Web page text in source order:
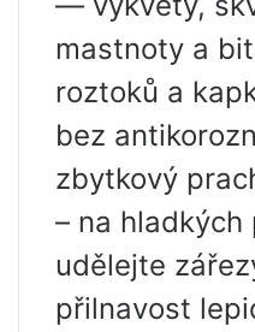
mastnoty a
roztoků a
bez
zbytkový
– na hladkých
udělejte
přilnavost